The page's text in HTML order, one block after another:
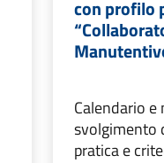
con profilo
Calendario
svolgimento
pratica e